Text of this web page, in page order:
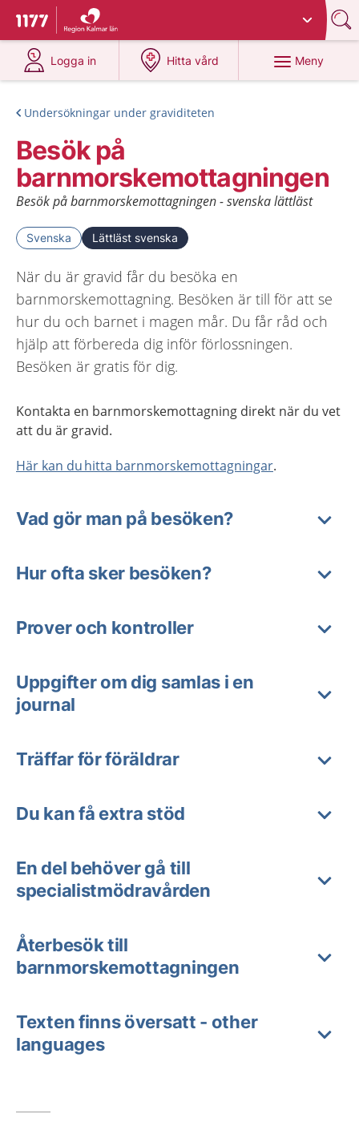
Till startsidan för 1177
Du har valt region
Logga in
på 1177.se
Hitta vård
på 1177.se
Meny
Undersökningar under graviditeten
Besök på
barnmorskemottagningen
Besök på barnmorskemottagningen - svenska lättläst
Svenska Lättläst svenska
När du är gravid får du besöka en
barnmorskemottagning. Besöken är till för att se
hur du och barnet i magen mår. Du får råd och
hjälp att förbereda dig inför förlossningen.
Besöken är gratis för dig.
Kontakta en barnmorskemottagning direkt när du vet
att du är gravid.
Här kan du hitta barnmorskemottagningar.
Vad gör man på besöken?
Hur ofta sker besöken?
Prover och kontroller
Uppgifter om dig samlas i en
journal
Träffar för föräldrar
Du kan få extra stöd
En del behöver gå till
specialistmödravården
Återbesök till
barnmorskemottagningen
Texten finns översatt - other
languages